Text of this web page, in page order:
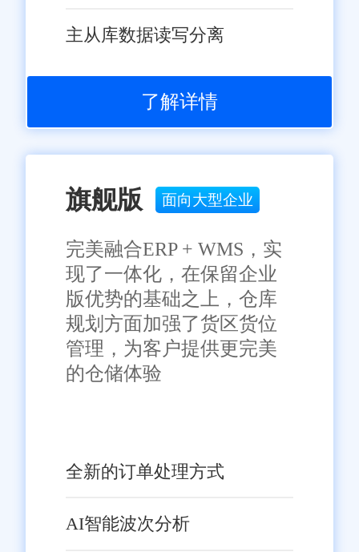
主从库数据读写分离
了解详情
旗舰版 面向大型企业
完美融合ERP + WMS，实
现了一体化，在保留企业
版优势的基础之上，仓库
规划方面加强了货区货位
管理，为客户提供更完美
的仓储体验
全新的订单处理方式
AI智能波次分析